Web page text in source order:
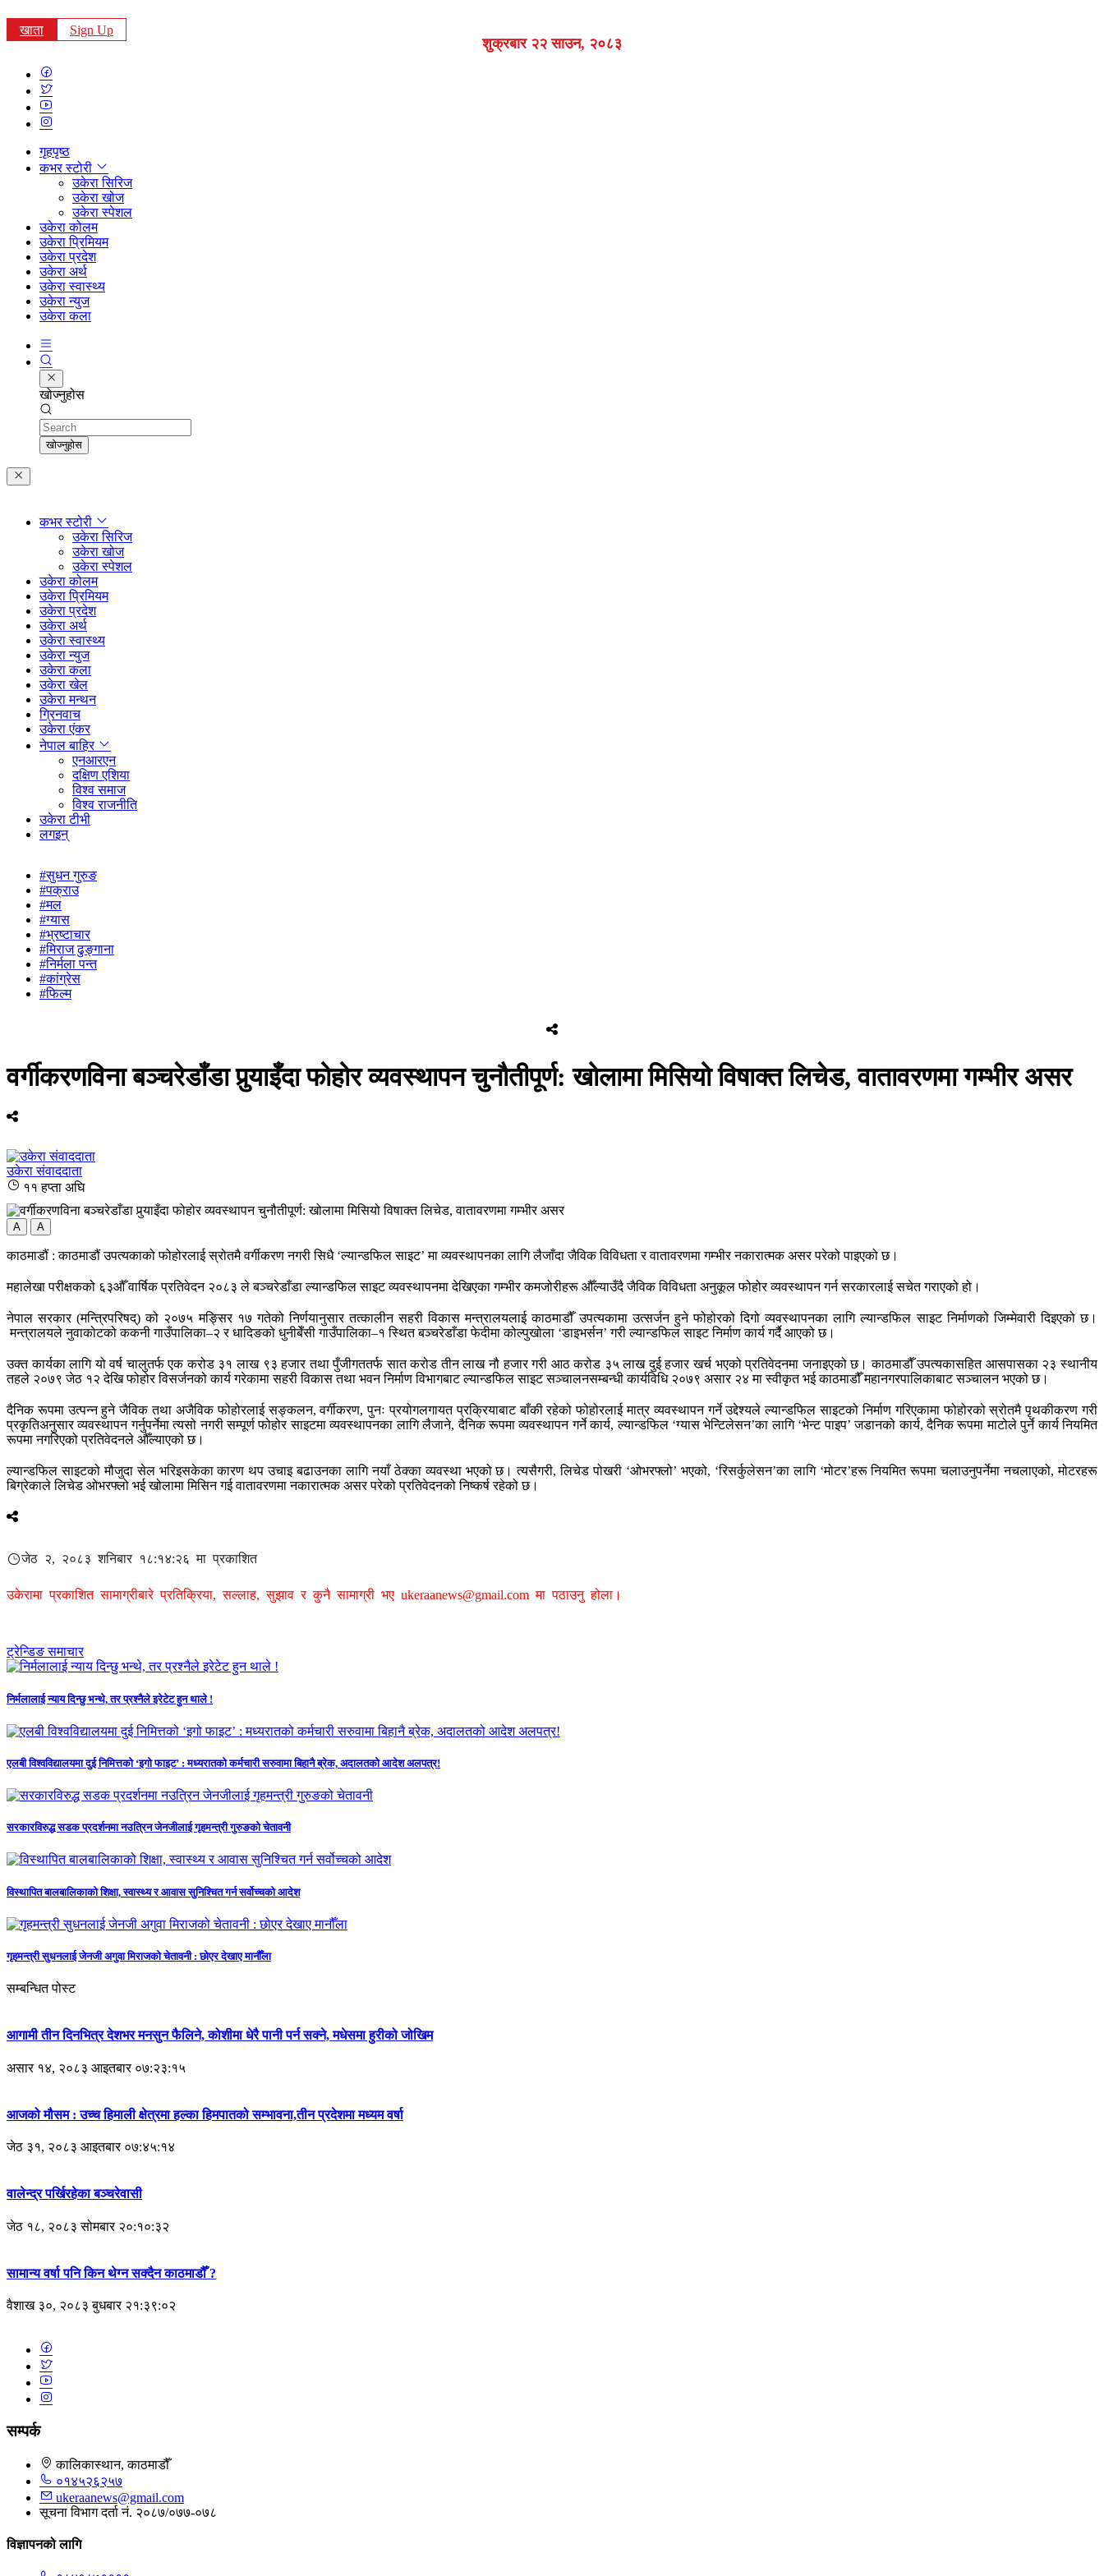
खाता Sign Up
शुक्रबार २२ साउन, २०८३
गृहपृष्ठ
कभर स्टोरी
उकेरा सिरिज
उकेरा खोज
उकेरा स्पेशल
उकेरा कोलम
उकेरा प्रिमियम
उकेरा प्रदेश
उकेरा अर्थ
उकेरा स्वास्थ्य
उकेरा न्युज
उकेरा कला
खोज्नुहोस
Search
खोज्नुहोस
कभर स्टोरी
उकेरा सिरिज
उकेरा खोज
उकेरा स्पेशल
उकेरा कोलम
उकेरा प्रिमियम
उकेरा प्रदेश
उकेरा अर्थ
उकेरा स्वास्थ्य
उकेरा न्युज
उकेरा कला
उकेरा खेल
उकेरा मन्थन
ग्रिनवाच
उकेरा एंकर
नेपाल बाहिर
एनआरएन
दक्षिण एशिया
विश्व समाज
विश्व राजनीति
उकेरा टीभी
लगइन्
#सुधन गुरुङ
#पक्राउ
#मल
#ग्यास
#भ्रष्टाचार
#मिराज ढुङ्गाना
#निर्मला पन्त
#कांग्रेस
#फिल्म
वर्गीकरणविना बञ्चरेडाँडा पुर्‍याइँदा फोहोर व्यवस्थापन चुनौतीपूर्ण: खोलामा मिसियो विषाक्त लिचेड, वातावरणमा गम्भीर असर
उकेरा संवाददाता
११ हप्ता अघि
A A
काठमाडौं : काठमाडौं उपत्यकाको फोहोरलाई स्रोतमै वर्गीकरण नगरी सिधै ‘ल्यान्डफिल साइट’ मा व्यवस्थापनका लागि लैजाँदा जैविक विविधता र वातावरणमा गम्भीर नकारात्मक असर परेको पाइएको छ।
महालेखा परीक्षकको ६३औँ वार्षिक प्रतिवेदन २०८३ ले बञ्चरेडाँडा ल्यान्डफिल साइट व्यवस्थापनमा देखिएका गम्भीर कमजोरीहरू औँल्याउँदै जैविक विविधता अनुकूल फोहोर व्यवस्थापन गर्न सरकारलाई सचेत गराएको हो।
नेपाल सरकार (मन्त्रिपरिषद्) को २०७५ मङ्सिर १७ गतेको निर्णयानुसार तत्कालीन सहरी विकास मन्त्रालयलाई काठमाडौँ उपत्यकामा उत्सर्जन हुने फोहोरको दिगो व्यवस्थापनका लागि ल्यान्डफिल साइट निर्माणको जिम्मेवारी दिइएको छ।
मन्त्रालयले नुवाकोटको ककनी गाउँपालिका–२ र धादिङको धुनीबेँसी गाउँपालिका–१ स्थित बञ्चरेडाँडा फेदीमा कोल्पुखोला ‘डाइभर्सन’ गरी ल्यान्डफिल साइट निर्माण कार्य गर्दै आएको छ।
उक्त कार्यका लागि यो वर्ष चालुतर्फ एक करोड ३१ लाख ९३ हजार तथा पुँजीगततर्फ सात करोड तीन लाख नौ हजार गरी आठ करोड ३५ लाख दुई हजार खर्च भएको प्रतिवेदनमा जनाइएको छ। काठमाडौँ उपत्यकासहित आसपासका २३ स्थानीय
तहले २०७९ जेठ १२ देखि फोहोर विसर्जनको कार्य गरेकामा सहरी विकास तथा भवन निर्माण विभागबाट ल्यान्डफिल साइट सञ्चालनसम्बन्धी कार्यविधि २०७९ असार २४ मा स्वीकृत भई काठमाडौँ महानगरपालिकाबाट सञ्चालन भएको छ।
दैनिक रूपमा उत्पन्न हुने जैविक तथा अजैविक फोहोरलाई सङ्कलन, वर्गीकरण, पुनः प्रयोगलगायत प्रक्रियाबाट बाँकी रहेको फोहोरलाई मात्र व्यवस्थापन गर्ने उद्देश्यले ल्यान्डफिल साइटको निर्माण गरिएकामा फोहोरको स्रोतमै पृथकीकरण गरी
प्रकृतिअनुसार व्यवस्थापन गर्नुपर्नेमा त्यसो नगरी सम्पूर्ण फोहोर साइटमा व्यवस्थापनका लागि लैजाने, दैनिक रूपमा व्यवस्थापन गर्ने कार्य, ल्यान्डफिल ‘ग्यास भेन्टिलेसन’का लागि ‘भेन्ट पाइप’ जडानको कार्य, दैनिक रूपमा माटोले पुर्ने कार्य नियमित
रूपमा नगरिएको प्रतिवेदनले औँल्याएको छ।
ल्यान्डफिल साइटको मौजुदा सेल भरिइसकेका कारण थप उचाइ बढाउनका लागि नयाँ ठेक्का व्यवस्था भएको छ। त्यसैगरी, लिचेड पोखरी ‘ओभरफ्लो’ भएको, ‘रिसर्कुलेसन’का लागि ‘मोटर’हरू नियमित रूपमा चलाउनुपर्नेमा नचलाएको, मोटरहरू
बिग्रेकाले लिचेड ओभरफ्लो भई खोलामा मिसिन गई वातावरणमा नकारात्मक असर परेको प्रतिवेदनको निष्कर्ष रहेको छ।
जेठ २, २०८३ शनिबार १८:१४:२६ मा प्रकाशित
उकेरामा प्रकाशित सामाग्रीबारे प्रतिक्रिया, सल्लाह, सुझाव र कुनै सामाग्री भए ukeraanews@gmail.com मा पठाउनु होला।
ट्रेन्डिङ समाचार
निर्मलालाई न्याय दिन्छु भन्थे, तर प्रश्नैले इरेटेट हुन थाले !
एलबी विश्वविद्यालयमा दुई निमित्तको ‘इगो फाइट’ : मध्यरातको कर्मचारी सरुवामा बिहानै ब्रेक, अदालतको आदेश अलपत्र!
सरकारविरुद्ध सडक प्रदर्शनमा नउत्रिन जेनजीलाई गृहमन्त्री गुरुङको चेतावनी
विस्थापित बालबालिकाको शिक्षा, स्वास्थ्य र आवास सुनिश्चित गर्न सर्वोच्चको आदेश
गृहमन्त्री सुधनलाई जेनजी अगुवा मिराजको चेतावनी : छोएर देखाए मानौँला
सम्बन्धित पोस्ट
आगामी तीन दिनभित्र देशभर मनसुन फैलिने, कोशीमा धेरै पानी पर्न सक्ने, मधेसमा हुरीको जोखिम
असार १४, २०८३ आइतबार ०७:२३:१५
आजको मौसम : उच्च हिमाली क्षेत्रमा हल्का हिमपातको सम्भावना,तीन प्रदेशमा मध्यम वर्षा
जेठ ३१, २०८३ आइतबार ०७:४५:१४
वालेन्द्र पर्खिरहेका बञ्चरेवासी
जेठ १८, २०८३ सोमबार २०:१०:३२
सामान्य वर्षा पनि किन थेग्न सक्दैन काठमाडौँ ?
वैशाख ३०, २०८३ बुधबार २१:३९:०२
सम्पर्क
कालिकास्थान, काठमाडौँ
०१४५२६२५७
ukeraanews@gmail.com
सूचना विभाग दर्ता नं. २०८७/०७७-०७८
विज्ञापनको लागि